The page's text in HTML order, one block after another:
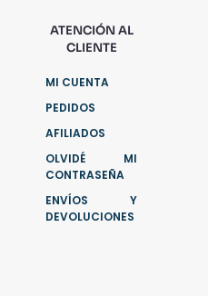
ATENCIÓN AL
CLIENTE
MI CUENTA
PEDIDOS
AFILIADOS
OLVIDÉ MI
CONTRASEÑA
ENVÍOS Y
DEVOLUCIONES